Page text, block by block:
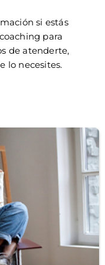
si estás
para
de atenderte,
lo necesites.